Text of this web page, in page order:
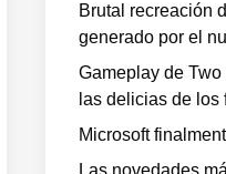
Brutal recreación
generado por el
Gameplay de
las delicias de los
Microsoft
Las novedades